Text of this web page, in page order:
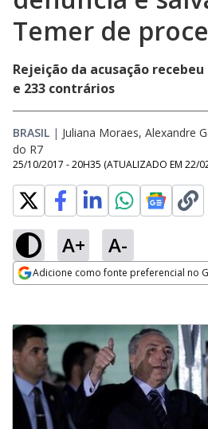
Temer de
Rejeição da acusação
e 233 contrários
BRASIL | Juliana Moraes, Alexandre
do R7
25/10/2017 - 20H35 (ATUALIZADO EM 22/
A+ A-
Adicione como fonte preferencial no